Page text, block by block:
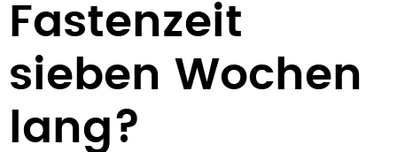
Fastenzeit
sieben Wochen
lang?